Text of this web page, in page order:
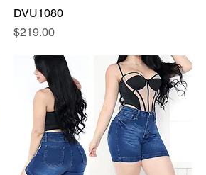
DVU1080
Precio
$219.00